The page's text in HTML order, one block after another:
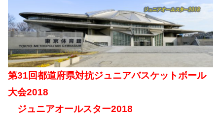
第31回都道府県対抗ジュニアバスケットボール
大会2018
ジュニアオールスター2018